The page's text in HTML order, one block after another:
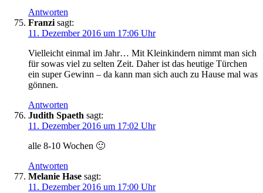
Antworten
Franzi sagt:
11. Dezember 2016 um 17:06 Uhr
Vielleicht einmal im Jahr… Mit Kleinkindern nimmt man sich
für sowas viel zu selten Zeit. Daher ist das heutige Türchen
ein super Gewinn – da kann man sich auch zu Hause mal was
gönnen.
Antworten
Judith Spaeth sagt:
11. Dezember 2016 um 17:02 Uhr
alle 8-10 Wochen 🙂
Antworten
Melanie Hase sagt:
11. Dezember 2016 um 17:00 Uhr